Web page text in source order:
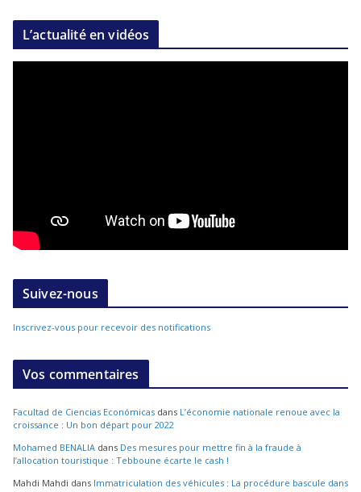
L’actualité en vidéos
Suivez-nous
Inscrivez-vous pour recevoir des notifications
Vos commentaires
Facultad de Ciencias Económicas dans L’économie nationale renoue avec la
croissance : Un bon départ pour 2022
Mohamed BENALIA dans Des mesures pour mettre fin à la fraude à
l’allocation touristique : Tebboune écarte le cash !
Mahdi Mahdi dans Immatriculation des véhicules : La procédure bascule dans